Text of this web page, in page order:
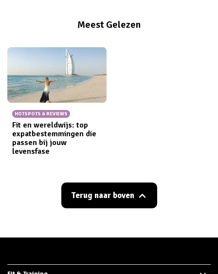
Meest Gelezen
HOTSPOTS & REVIEWS
Fit en wereldwijs: top
expatbestemmingen die
passen bij jouw
levensfase
Terug naar boven